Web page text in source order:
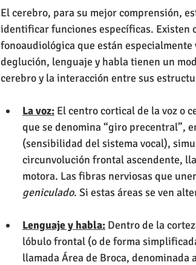
El cerebro, para su mejor comprensión,
identificar funciones específicas. Existen
fonoaudiológica que están
deglución, lenguaje y habla tienen un
cerebro y la interacción entre sus
La voz: El centro cortical de la voz o
que se denomina “giro precentral”,
(sensibilidad del sistema vocal),
circunvolución frontal ascendente,
motora. Las fibras nerviosas que
geniculado. Si estas áreas se ven
Lenguaje y habla: Dentro de la
lóbulo frontal (o de forma
llamada Área de Broca, denominada